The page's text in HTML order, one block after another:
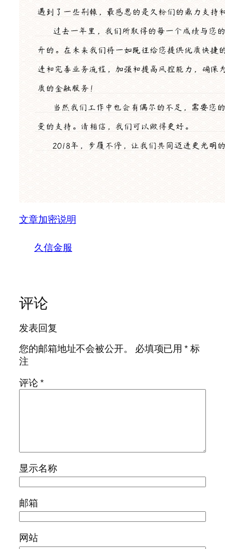
文章加密说明
久信金服
评论
发表回复
您的邮箱地址不会被公开。
必填项已用*标
注
评论*
显示名称
邮箱
网站